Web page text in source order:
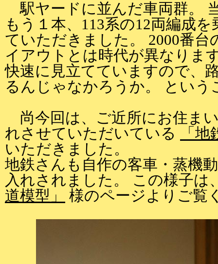
駅ヤードに並んだ車両群。
もう１本、113系の12両編成
ていただきました。 2000番
イアウトとは時代が異なりま
快速に見立てていますので、
るんじゃなかろうか。 という
尚今回は、ご近所にお住ま
れさせていただいている
「
いただきました。
地鉄さんも自作の客車・蒸機
入れされました。 この様子は
道模型」
様のページよりご覧